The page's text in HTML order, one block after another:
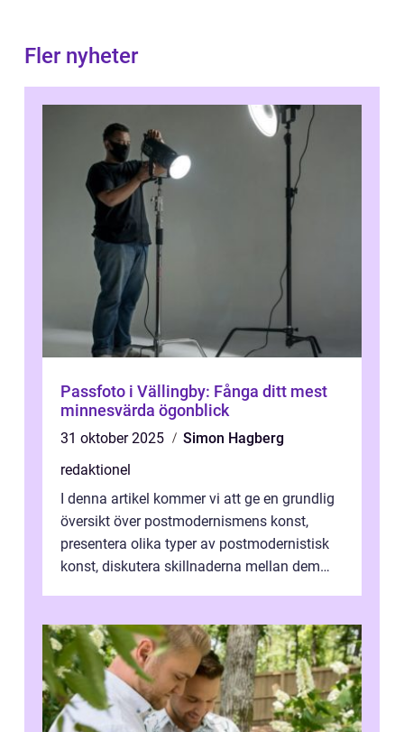
Fler nyheter
Passfoto i Vällingby: Fånga ditt mest
minnesvärda ögonblick
31 oktober 2025
Simon Hagberg
redaktionel
I denna artikel kommer vi att ge en grundlig
översikt över postmodernismens konst,
presentera olika typer av postmodernistisk
konst, diskutera skillnaderna mellan dem